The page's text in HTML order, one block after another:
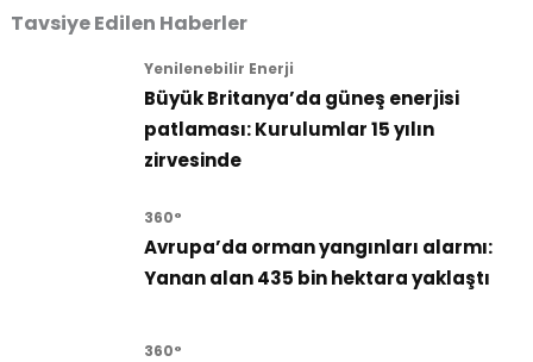
Tavsiye Edilen Haberler
Yenilenebilir Enerji
Büyük Britanya’da güneş enerjisi
patlaması: Kurulumlar 15 yılın
zirvesinde
360°
Avrupa’da orman yangınları alarmı:
Yanan alan 435 bin hektara yaklaştı
360°